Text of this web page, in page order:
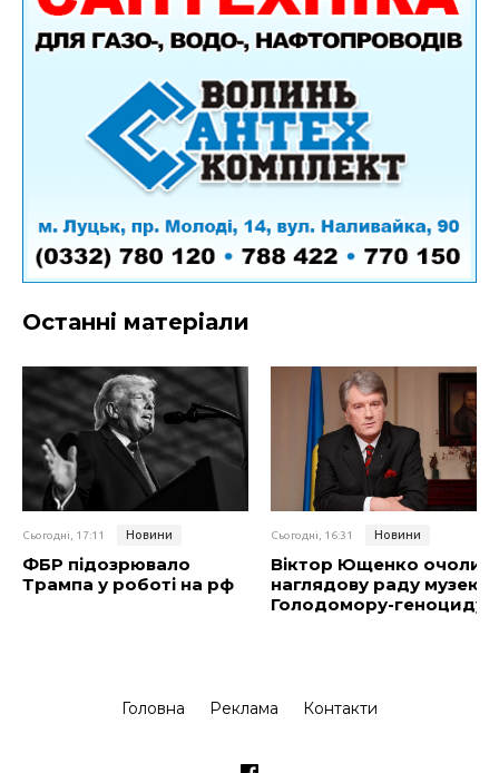
Останні матеріали
Сьогодні, 17:11 Новини
ФБР підозрювало
Трампа у роботі на рф
Сьогодні, 16:31 Новини
Віктор Ющенко очолив
наглядову раду музею
Голодомору-геноциду
Головна Реклама Контакти